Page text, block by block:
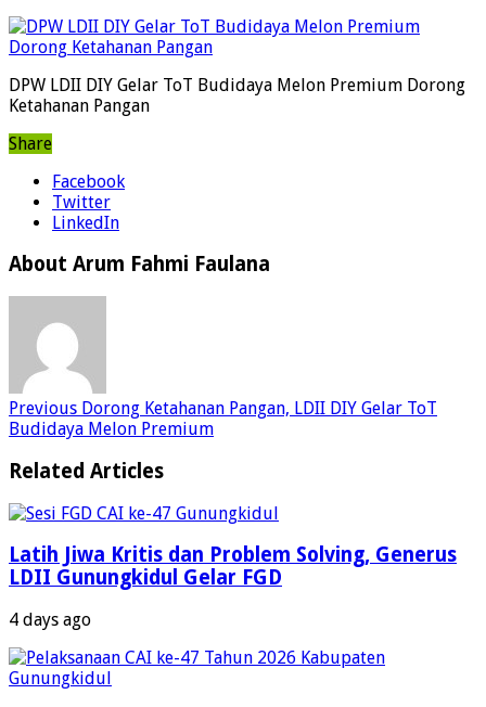
DPW LDII DIY Gelar ToT Budidaya Melon Premium Dorong
Ketahanan Pangan
Share
Facebook
Twitter
LinkedIn
About Arum Fahmi Faulana
Previous Dorong Ketahanan Pangan, LDII DIY Gelar ToT
Budidaya Melon Premium
Related Articles
Latih Jiwa Kritis dan Problem Solving, Generus
LDII Gunungkidul Gelar FGD
4 days ago